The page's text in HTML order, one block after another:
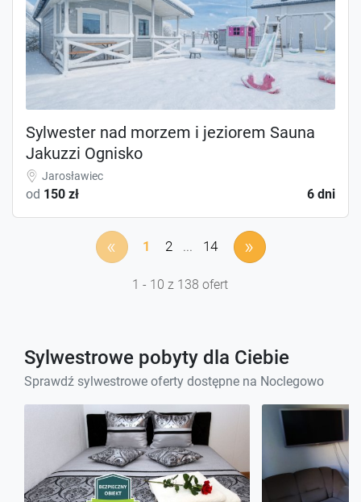
Sylwester nad morzem i jeziorem Sauna
Jakuzzi Ognisko
Jarosławiec
od 150 zł 6 dni
« 1 2 ... 14 »
1 - 10 z 138 ofert
Sylwestrowe pobyty dla Ciebie
Sprawdź sylwestrowe oferty dostępne na Noclegowo